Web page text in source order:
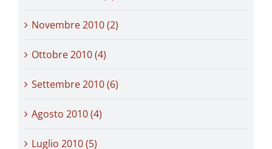
Novembre 2010 (2)
Ottobre 2010 (4)
Settembre 2010 (6)
Agosto 2010 (4)
Luglio 2010 (5)